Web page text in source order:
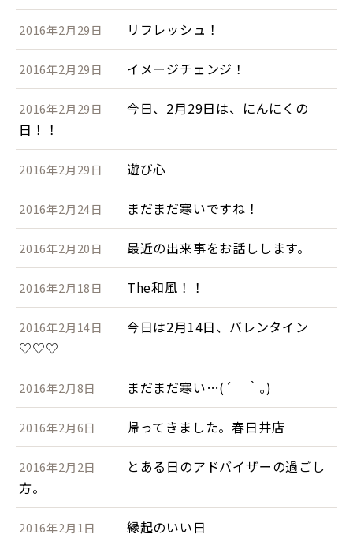
2016年2月29日 リフレッシュ！
2016年2月29日 イメージチェンジ！
2016年2月29日
今日、2月29日は、にんにくの
日！！
2016年2月29日 遊び心
2016年2月24日 まだまだ寒いですね！
2016年2月20日 最近の出来事をお話しします。
2016年2月18日 The和風！！
2016年2月14日
今日は2月14日、バレンタイン
♡♡♡
2016年2月8日 まだまだ寒い…(´＿｀｡)
2016年2月6日 帰ってきました。春日井店
2016年2月2日
とある日のアドバイザーの過ごし
方。
2016年2月1日 縁起のいい日